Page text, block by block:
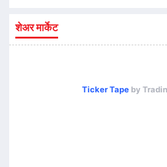
शेअर मार्केट
Ticker Tapeby